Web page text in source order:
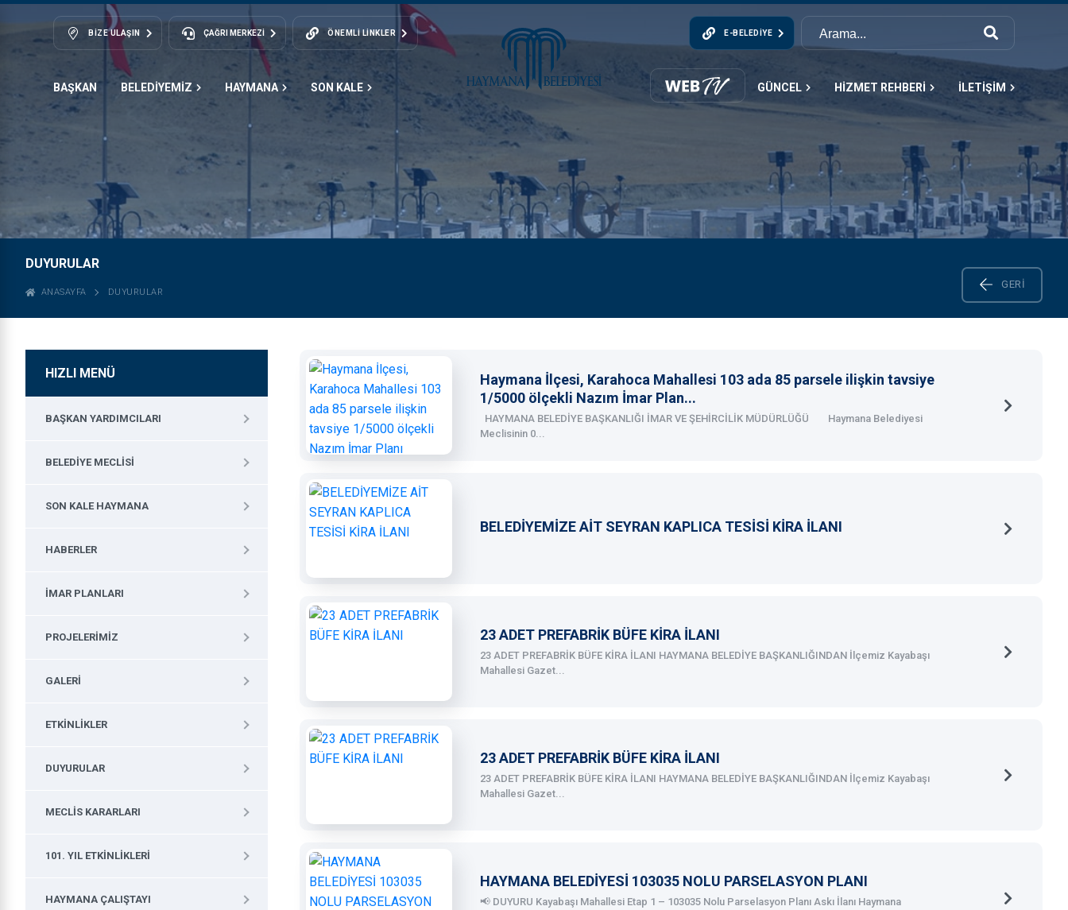
BIZE ULAŞIN ÇAĞRI MERKEZİ ÖNEMLI LINKLER E-BELEDIYE
BAŞKAN BELEDİYEMİZ HAYMANA SON KALE GÜNCEL HİZMET REHBERİ İLETİŞİM
DUYURULAR
ANASAYFA DUYURULAR
GERI
Haymana İlçesi, Karahoca Mahallesi 103 ada 85 parsele ilişkin tavsiye
1/5000 ölçekli Nazım İmar Plan...
HAYMANA BELEDİYE BAŞKANLIĞI İMAR VE ŞEHİRCİLİK MÜDÜRLÜĞÜ Haymana Belediyesi
Meclisinin 0...
BELEDİYEMİZE AİT SEYRAN KAPLICA TESİSİ KİRA İLANI
23 ADET PREFABRİK BÜFE KİRA İLANI
23 ADET PREFABRİK BÜFE KİRA İLANI HAYMANA BELEDİYE BAŞKANLIĞINDAN İlçemiz Kayabaşı
Mahallesi Gazet...
23 ADET PREFABRİK BÜFE KİRA İLANI
23 ADET PREFABRİK BÜFE KİRA İLANI HAYMANA BELEDİYE BAŞKANLIĞINDAN İlçemiz Kayabaşı
Mahallesi Gazet...
HAYMANA BELEDİYESİ 103035 NOLU PARSELASYON PLANI
📢 DUYURU Kayabaşı Mahallesi Etap 1 – 103035 Nolu Parselasyon Planı Askı İlanı Haymana
HIZLI MENÜ
BAŞKAN YARDIMCILARI
BELEDIYE MECLISI
SON KALE HAYMANA
HABERLER
İMAR PLANLARI
PROJELERIMIZ
GALERI
ETKINLIKLER
DUYURULAR
MECLIS KARARLARI
101. YIL ETKINLIKLERI
HAYMANA ÇALIŞTAYI